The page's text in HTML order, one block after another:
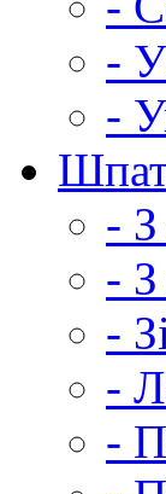
-
-
-
-
-
-
-